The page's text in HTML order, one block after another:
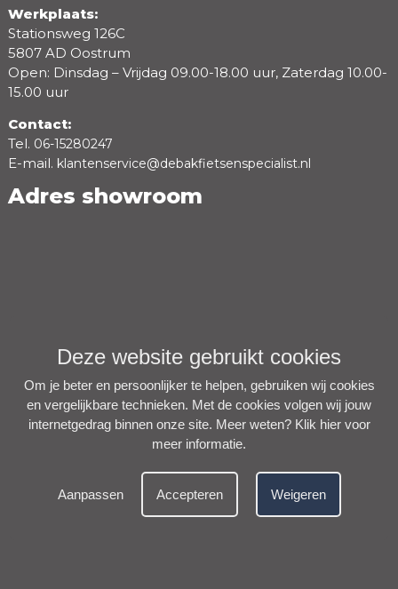
Werkplaats:
Stationsweg 126C
5807 AD Oostrum
Open: Dinsdag – Vrijdag 09.00-18.00 uur, Zaterdag 10.00-
15.00 uur
Contact:
Tel. 06-15280247
E-mail. klantenservice@debakfietsenspecialist.nl
Adres showroom
Deze website gebruikt cookies
Om je beter en persoonlijker te helpen, gebruiken wij cookies
en vergelijkbare technieken. Met de cookies volgen wij jouw
internetgedrag binnen onze site. Meer weten? Klik hier voor
meer informatie.
Aanpassen Accepteren Weigeren